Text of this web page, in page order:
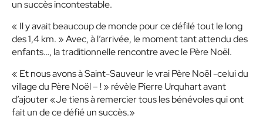
un succès incontestable.
« Il y avait beaucoup de monde pour ce défilé tout le long
des 1,4 km. » Avec, à l’arrivée, le moment tant attendu des
enfants…, la traditionnelle rencontre avec le Père Noël.
« Et nous avons à Saint-Sauveur le vrai Père Noël -celui du
village du Père Noël – ! » révèle Pierre Urquhart avant
d’ajouter «Je tiens à remercier tous les bénévoles qui ont
fait un de ce défié un succès.»